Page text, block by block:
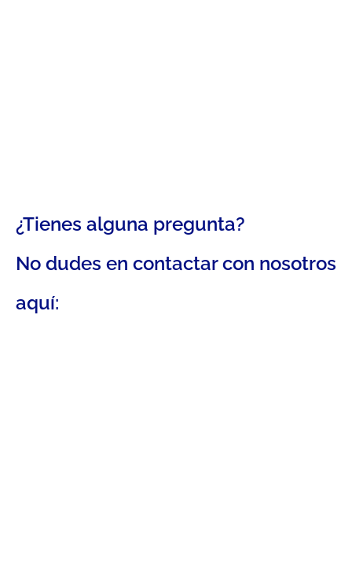
¿Tienes alguna pregunta?
No dudes en contactar con nosotros
aquí: